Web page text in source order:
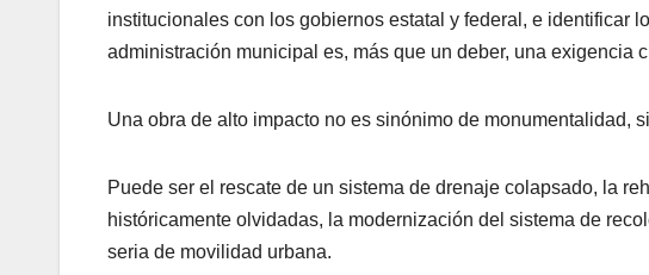
institucionales con los gobiernos estatal y federal, e identificar
administración municipal es, más que un deber, una exigencia
Una obra de alto impacto no es sinónimo de monumentalidad,
Puede ser el rescate de un sistema de drenaje colapsado, la
históricamente olvidadas, la modernización del sistema de
seria de movilidad urbana.